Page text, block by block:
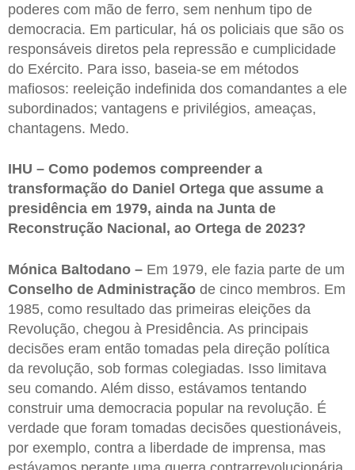
poderes com mão de ferro, sem nenhum tipo de
democracia. Em particular, há os policiais que são os
responsáveis diretos pela repressão e cumplicidade
do Exército. Para isso, baseia-se em métodos
mafiosos: reeleição indefinida dos comandantes a ele
subordinados; vantagens e privilégios, ameaças,
chantagens. Medo.
IHU – Como podemos compreender a
transformação do Daniel Ortega que assume a
presidência em 1979, ainda na Junta de
Reconstrução Nacional, ao Ortega de 2023?
Mónica Baltodano – Em 1979, ele fazia parte de um
Conselho de Administração de cinco membros. Em
1985, como resultado das primeiras eleições da
Revolução, chegou à Presidência. As principais
decisões eram então tomadas pela direção política
da revolução, sob formas colegiadas. Isso limitava
seu comando. Além disso, estávamos tentando
construir uma democracia popular na revolução. É
verdade que foram tomadas decisões questionáveis,
por exemplo, contra a liberdade de imprensa, mas